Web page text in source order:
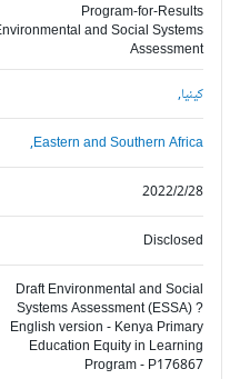
Program-for-Results
Environmental and Social Systems
Assessment
كينيا,
Eastern and Southern Africa,
2022/2/28
Disclosed
Draft Environmental and Social
Systems Assessment (ESSA) ?
English version - Kenya Primary
Education Equity in Learning
Program - P176867